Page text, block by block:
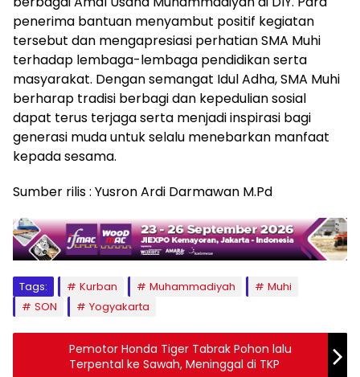
penerima bantuan menyambut positif kegiatan
tersebut dan mengapresiasi perhatian SMA Muhi
terhadap lembaga-lembaga pendidikan serta
masyarakat. Dengan semangat Idul Adha, SMA Muhi
berharap tradisi berbagi dan kepedulian sosial
dapat terus terjaga serta menjadi inspirasi bagi
generasi muda untuk selalu menebarkan manfaat
kepada sesama.
Sumber rilis : Yusron Ardi Darmawan M.Pd
Tags: Kurban Muhammadiyah
Muhi
SON
Yogyakarta
Pemotor Honda Tiger Tabrak Pohon lalu
Terpental ke Sawah, Meninggal di TKP